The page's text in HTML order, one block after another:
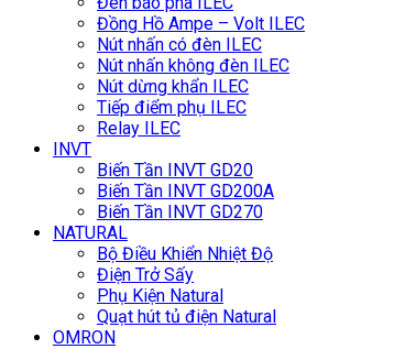
Đồng Hồ Ampe – Volt ILEC
Nút nhấn có đèn ILEC
Nút nhấn không đèn ILEC
Nút dừng khẩn ILEC
Tiếp điểm phụ ILEC
Relay ILEC
INVT
Biến Tần INVT GD20
Biến Tần INVT GD200A
Biến Tần INVT GD270
NATURAL
Bộ Điều Khiển Nhiệt Độ
Điện Trở Sấy
Phụ Kiện Natural
Quạt hút tủ điện Natural
OMRON